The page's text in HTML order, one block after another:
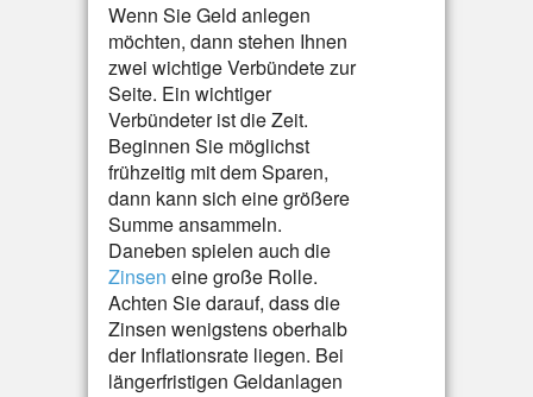
Wenn Sie Geld anlegen
möchten, dann stehen Ihnen
zwei wichtige Verbündete zur
Seite. Ein wichtiger
Verbündeter ist die Zeit.
Beginnen Sie möglichst
frühzeitig mit dem Sparen,
dann kann sich eine größere
Summe ansammeln.
Daneben spielen auch die
Zinsen eine große Rolle.
Achten Sie darauf, dass die
Zinsen wenigstens oberhalb
der Inflationsrate liegen. Bei
längerfristigen Geldanlagen